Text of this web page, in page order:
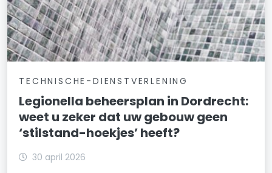
TECHNISCHE-DIENSTVERLENING
Legionella beheersplan in Dordrecht:
weet u zeker dat uw gebouw geen
‘stilstand-hoekjes’ heeft?
30 april 2026